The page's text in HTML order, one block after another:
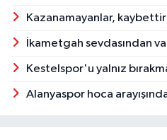
Kazanamayanlar,
İkametgah sevdasından
Kestelspor'u yalnız
Alanyaspor hoca